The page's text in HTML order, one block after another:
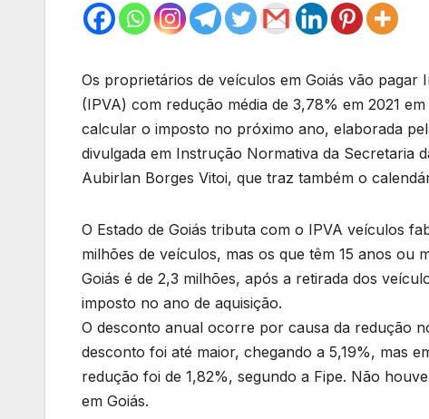
Os proprietários de veículos em Goiás vão
(IPVA) com redução média de 3,78% em 2021
calcular o imposto no próximo ano, elaborada
divulgada em Instrução Normativa da Secretaria
Aubirlan Borges Vitoi, que traz também o
O Estado de Goiás tributa com o IPVA veículos
milhões de veículos, mas os que têm 15 anos ou
Goiás é de 2,3 milhões, após a retirada dos
imposto no ano de aquisição.
O desconto anual ocorre por causa da redução
desconto foi até maior, chegando a 5,19%, mas
redução foi de 1,82%, segundo a Fipe. Não
em Goiás.